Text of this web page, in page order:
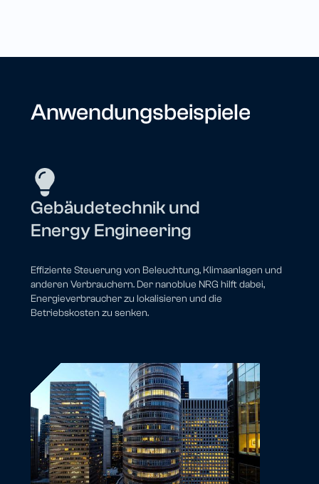
Anwendungs­beispiele
Gebäudetechnik und
Energy Engineering
Effiziente Steuerung von Beleuchtung, Klimaanlagen und
anderen Verbrauchern. Der nanoblue NRG hilft dabei,
Energieverbraucher zu lokalisieren und die
Betriebskosten zu senken.